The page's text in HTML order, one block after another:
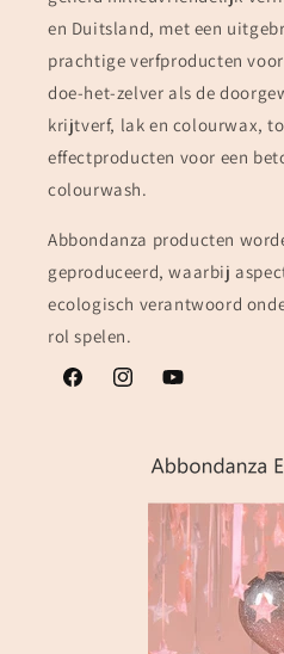
en Duitsland, met een
prachtige verfproducten
doe-het-zelver als de
krijtverf, lak en colourwax,
effectproducten voor een
colourwash.
Abbondanza producten
geproduceerd, waarbij
ecologisch verantwoord
rol spelen.
FacebookInstagramYouTube